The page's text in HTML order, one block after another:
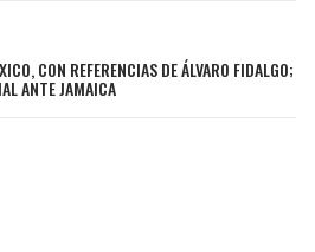
CON REFERENCIAS DE ÁLVARO FIDALGO;
ANTE JAMAICA